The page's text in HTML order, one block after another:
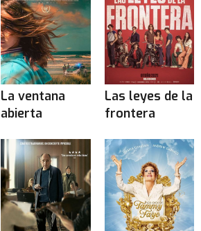
La ventana
abierta
Las leyes de la
frontera